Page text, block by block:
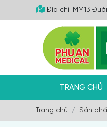
Địa chỉ: MM13
TRANG CHỦ
Trang chủ Sản